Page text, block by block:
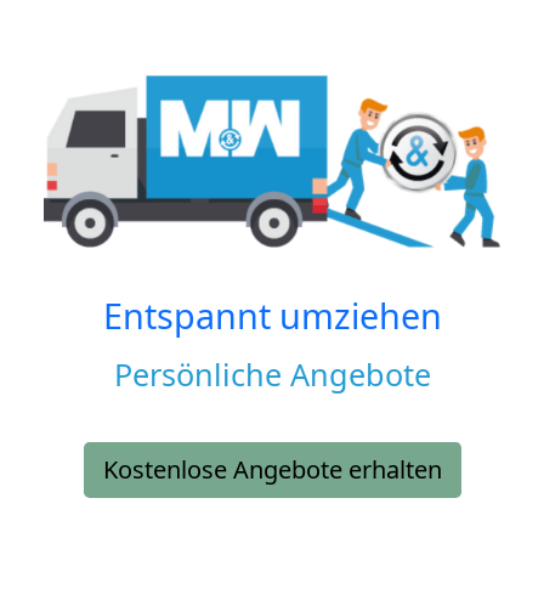
Entspannt umziehen
Persönliche Angebote
Kostenlose Angebote erhalten